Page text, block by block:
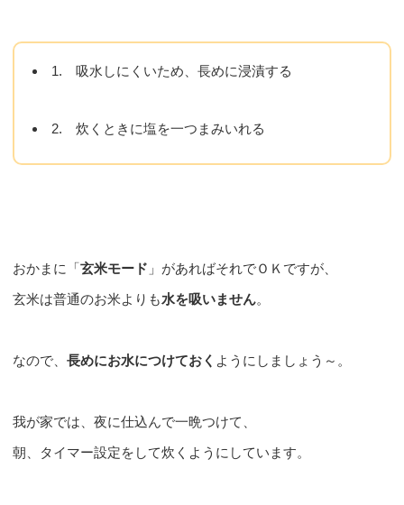
1. 吸水しにくいため、長めに浸漬する
2. 炊くときに塩を一つまみいれる
おかまに「玄米モード 」があればそれでＯＫですが、
玄米は普通のお米よりも水を吸いません。
なので、長めにお水につけておく ようにしましょう～。
我が家では、夜に仕込んで一晩つけて、
朝、タイマー設定をして炊くようにしています。